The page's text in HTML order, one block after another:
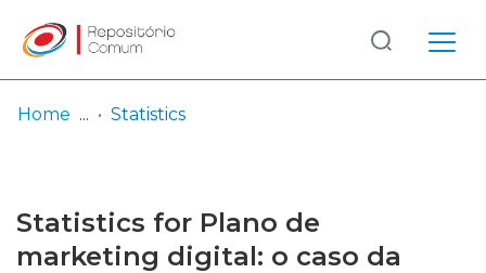
Browse repository
Log
In
(current)
Home Statistics
Statistics for Plano de
marketing digital: o caso da